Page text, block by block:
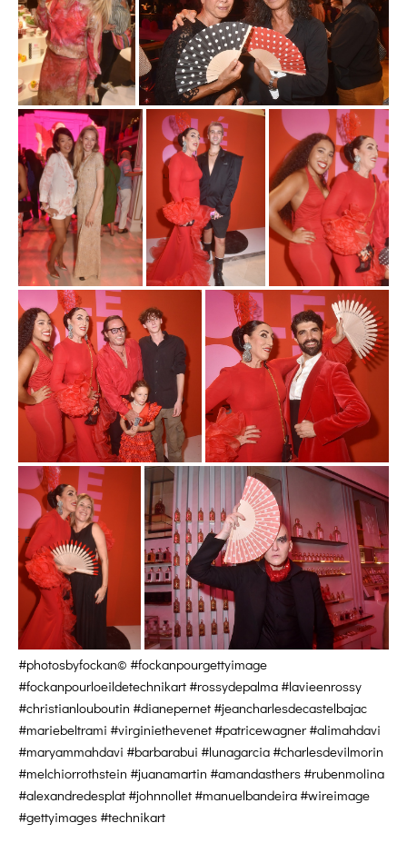
#photosbyfockan© #fockanpourgettyimage
#fockanpourloeildetechnikart #rossydepalma #lavieenrossy
#christianlouboutin #dianepernet #jeancharlesdecastelbajac
#mariebeltrami #virginiethevenet #patricewagner #alimahdavi
#maryammahdavi #barbarabui #lunagarcia #charlesdevilmorin
#melchiorrothstein #juanamartin #amandasthers #rubenmolina
#alexandredesplat #johnnollet #manuelbandeira #wireimage
#gettyimages #technikart